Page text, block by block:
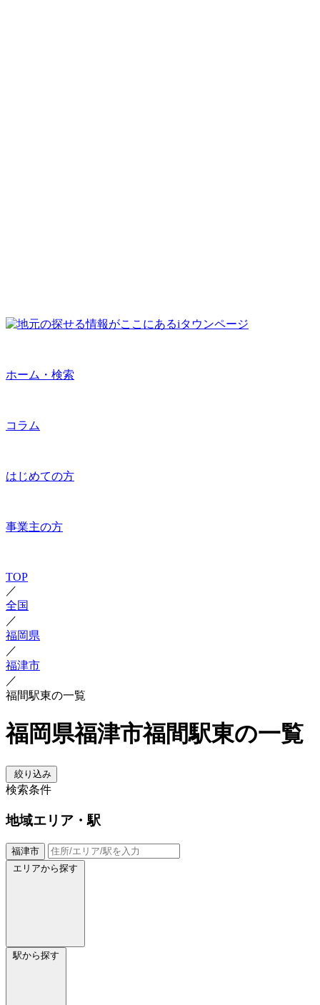
ホーム・検索
コラム
はじめての方
事業主の方
TOP
／
全国
／
福岡県
／
福津市
／
福間駅東の一覧
福岡県福津市福間駅東の一覧
絞り込み
検索条件
地域エリア・駅
福津市
エリアから探す
駅から探す